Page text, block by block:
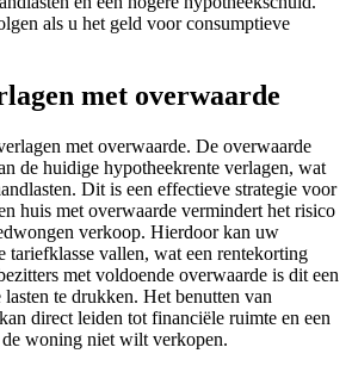
als u het geld voor consumptieve
met overwaarde
met overwaarde. De overwaarde
de huidige hypotheekrente verlagen, wat
Dit is een effectieve strategie voor
huis met overwaarde vermindert het risico
verkoop. Hierdoor kan uw
tariefklasse vallen, wat een rentekorting
met voldoende overwaarde is dit een
te drukken. Het benutten van
direct leiden tot financiële ruimte en een
de woning niet wilt verkopen.